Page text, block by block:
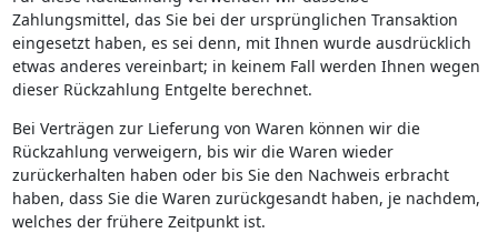
Zahlungsmittel, das Sie bei der ursprünglichen Transaktion
eingesetzt haben, es sei denn, mit Ihnen wurde ausdrücklich
etwas anderes vereinbart; in keinem Fall werden Ihnen wegen
dieser Rückzahlung Entgelte berechnet.
Bei Verträgen zur Lieferung von Waren können wir die
Rückzahlung verweigern, bis wir die Waren wieder
zurückerhalten haben oder bis Sie den Nachweis erbracht
haben, dass Sie die Waren zurückgesandt haben, je nachdem,
welches der frühere Zeitpunkt ist.